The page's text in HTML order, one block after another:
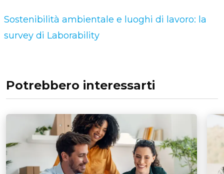
Sostenibilità ambientale e luoghi di lavoro: la
survey di Laborability
Potrebbero interessarti